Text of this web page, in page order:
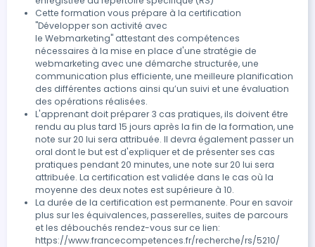
Cette formation vous prépare à la certification
"Développer son activité avec
le Webmarketing" attestant des compétences
nécessaires à la mise en place d'une stratégie de
webmarketing avec une démarche structurée, une
communication plus efficiente, une meilleure planification
des différentes actions ainsi qu’un suivi et une évaluation
des opérations réalisées.
L'apprenant doit préparer 3 cas pratiques, ils doivent être
rendu au plus tard 15 jours après la fin de la formation, une
note sur 20 lui sera attribuée. Il devra également passer un
oral dont le but est d'expliquer et de présenter ses cas
pratiques pendant 20 minutes, une note sur 20 lui sera
attribuée. La certification est validée dans le cas où la
moyenne des deux notes est supérieure à 10.
La durée de la certification est permanente. Pour en savoir
plus sur les équivalences, passerelles, suites de parcours
et les débouchés rendez-vous sur ce lien:
https://www.francecompetences.fr/recherche/rs/5210/